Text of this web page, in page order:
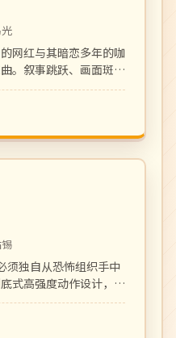
网红与其暗恋多年的咖
。叙事跳跃、画面斑
124 分钟
须独自从恐怖组织手中
式高强度动作设计，紧